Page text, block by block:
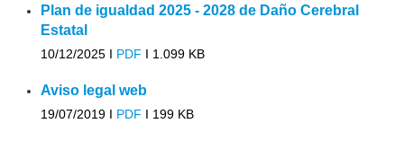
Plan de igualdad 2025 - 2028 de Daño Cerebral
Estatal
10/12/2025 I PDF I 1.099 KB
Aviso legal web
19/07/2019 I PDF I 199 KB